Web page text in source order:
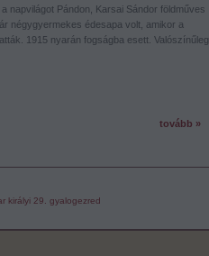
napvilágot Pándon, Karsai Sándor földműves
négygyermekes édesapa volt, amikor a
1915 nyarán fogságba esett. Valószínűleg
tovább »
királyi 29. gyalogezred